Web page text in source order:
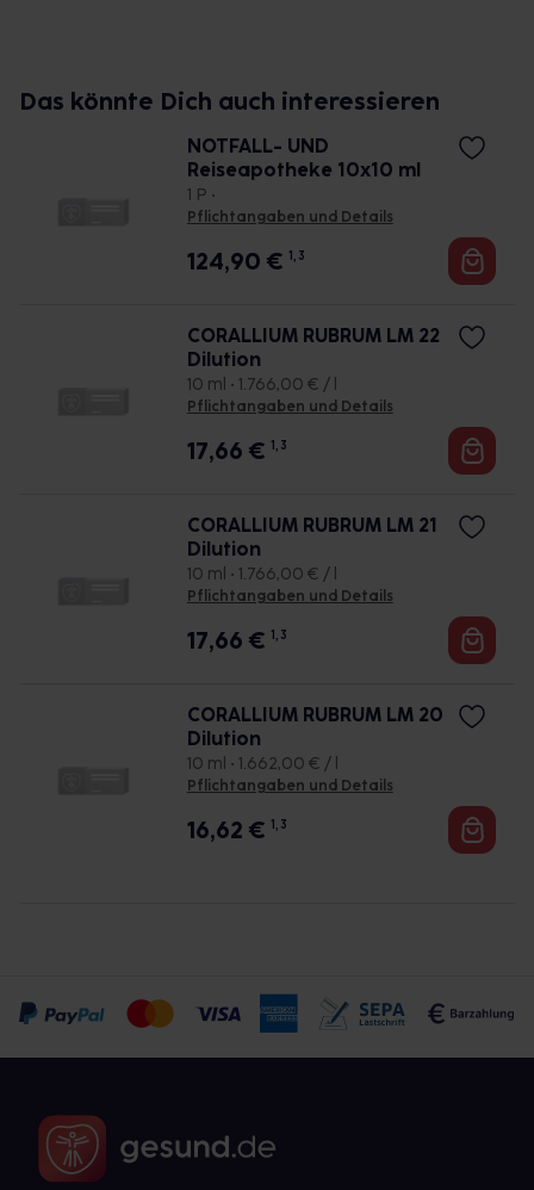
Das könnte Dich auch interessieren
NOTFALL- UND
Reiseapotheke 10x10 ml
1 P •
Pflichtangaben und Details
124,90 € 1, 3
CORALLIUM RUBRUM LM 22
Dilution
10 ml • 1.766,00 € / l
Pflichtangaben und Details
17,66 € 1, 3
CORALLIUM RUBRUM LM 21
Dilution
10 ml • 1.766,00 € / l
Pflichtangaben und Details
17,66 € 1, 3
CORALLIUM RUBRUM LM 20
Dilution
10 ml • 1.662,00 € / l
Pflichtangaben und Details
16,62 € 1, 3